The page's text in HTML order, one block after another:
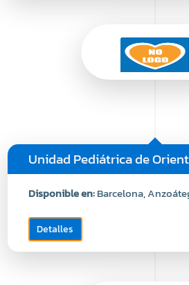
Unidad Pediátrica de
Disponible en:Barcelona,
Detalles